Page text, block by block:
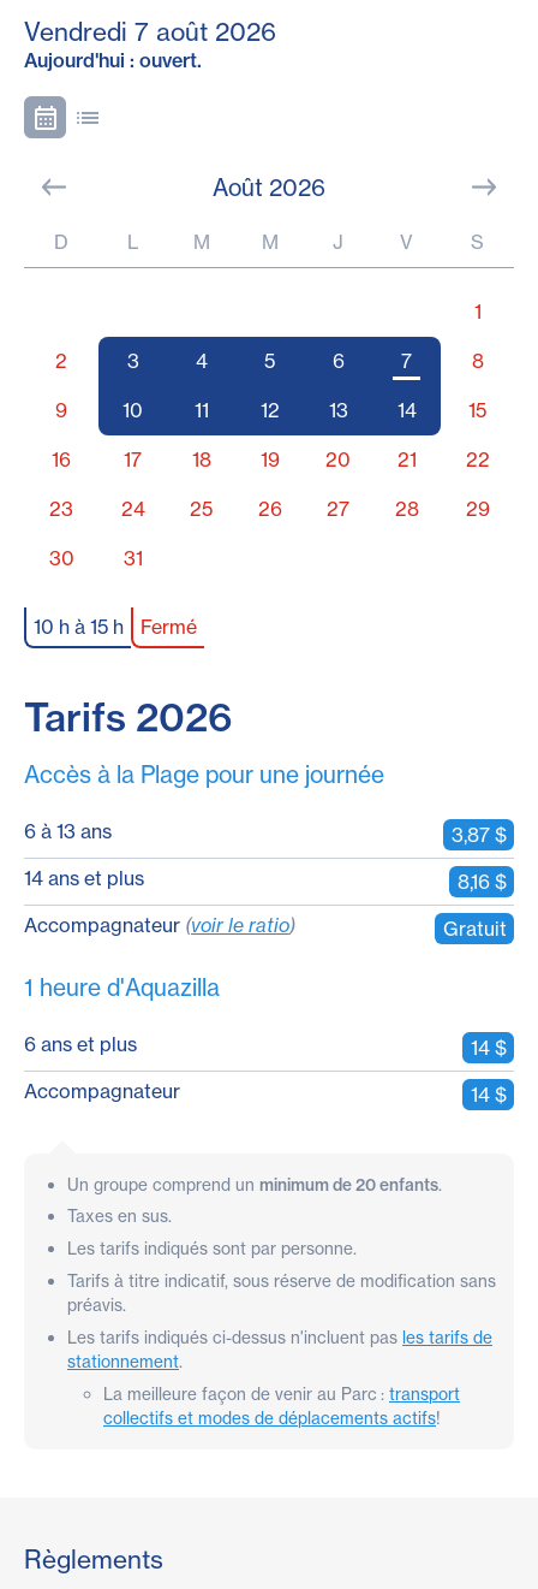
Vendredi 7 août 2026
Aujourd'hui : ouvert.
Août 2026
D L M M J V S
1
2 3 4 5 6 7 8
9 10 11 12 13 14 15
16 17 18 19 20 21 22
23 24 25 26 27 28 29
30 31
10 h à 15 h Fermé
Tarifs 2026
Accès à la Plage pour une journée
6 à 13 ans
3,87 $
14 ans et plus
8,16 $
Accompagnateur (voir le ratio) Gratuit
1 heure d'Aquazilla
6 ans et plus
14 $
Accompagnateur
14 $
Un groupe comprend un minimum de 20 enfants.
Taxes en sus.
Les tarifs indiqués sont par personne.
Tarifs à titre indicatif, sous réserve de modification sans
préavis.
Les tarifs indiqués ci-dessus n'incluent pas les tarifs de
stationnement.
La meilleure façon de venir au Parc : transport
collectifs et modes de déplacements actifs!
Règlements